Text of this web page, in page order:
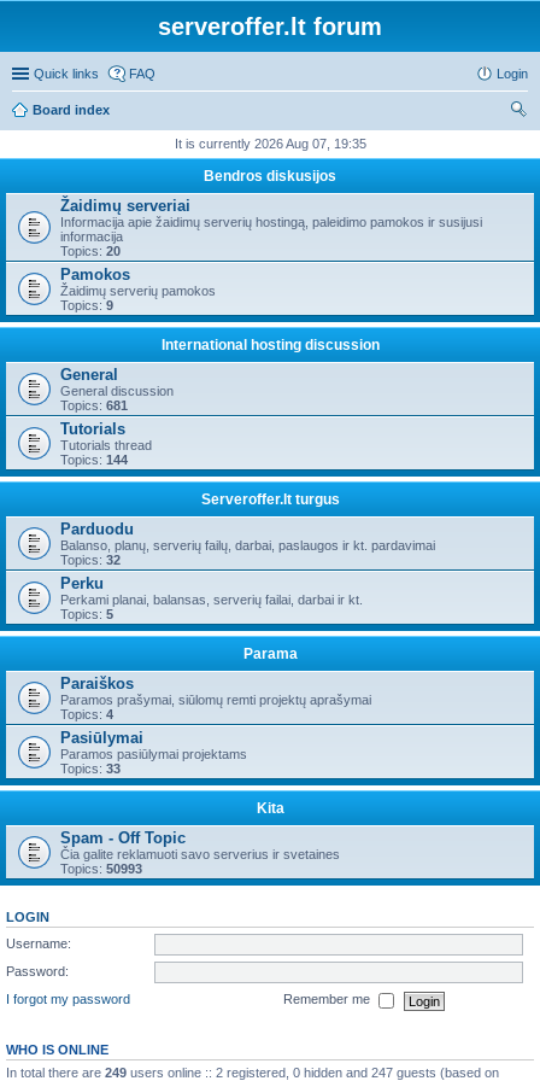
serveroffer.lt forum
Quick links FAQ Login
Board index
It is currently 2026 Aug 07, 19:35
Bendros diskusijos
Žaidimų serveriai
Informacija apie žaidimų serverių hostingą, paleidimo pamokos ir susijusi
informacija
Topics: 20
Pamokos
Žaidimų serverių pamokos
Topics: 9
International hosting discussion
General
General discussion
Topics: 681
Tutorials
Tutorials thread
Topics: 144
Serveroffer.lt turgus
Parduodu
Balanso, planų, serverių failų, darbai, paslaugos ir kt. pardavimai
Topics: 32
Perku
Perkami planai, balansas, serverių failai, darbai ir kt.
Topics: 5
Parama
Paraiškos
Paramos prašymai, siūlomų remti projektų aprašymai
Topics: 4
Pasiūlymai
Paramos pasiūlymai projektams
Topics: 33
Kita
Spam - Off Topic
Čia galite reklamuoti savo serverius ir svetaines
Topics: 50993
LOGIN
Username:
Password:
I forgot my password
Remember me
WHO IS ONLINE
In total there are 249 users online :: 2 registered, 0 hidden and 247 guests (based on